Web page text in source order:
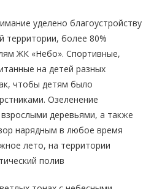
уделено благоустройству
территории, более 80%
ЖК «Небо». Спортивные,
на детей разных
чтобы детям было
Озеленение
деревьями, а также
нарядным в любое время
лето, на территории
полив